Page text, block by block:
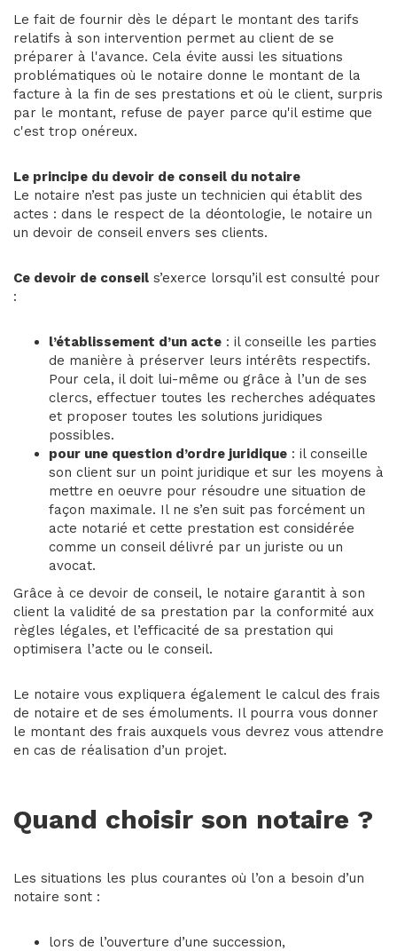
Le fait de fournir dès le départ le montant des tarifs
relatifs à son intervention permet au client de se
préparer à l'avance. Cela évite aussi les situations
problématiques où le notaire donne le montant de la
facture à la fin de ses prestations et où le client, surpris
par le montant, refuse de payer parce qu'il estime que
c'est trop onéreux.
Le principe du devoir de conseil du notaire
Le notaire n’est pas juste un technicien qui établit des
actes : dans le respect de la déontologie, le notaire un
un devoir de conseil envers ses clients.
Ce devoir de conseil s’exerce lorsqu’il est consulté pour
:
l’établissement d’un acte : il conseille les parties
de manière à préserver leurs intérêts respectifs.
Pour cela, il doit lui-même ou grâce à l’un de ses
clercs, effectuer toutes les recherches adéquates
et proposer toutes les solutions juridiques
possibles.
pour une question d’ordre juridique : il conseille
son client sur un point juridique et sur les moyens à
mettre en oeuvre pour résoudre une situation de
façon maximale. Il ne s’en suit pas forcément un
acte notarié et cette prestation est considérée
comme un conseil délivré par un juriste ou un
avocat.
Grâce à ce devoir de conseil, le notaire garantit à son
client la validité de sa prestation par la conformité aux
règles légales, et l’efficacité de sa prestation qui
optimisera l’acte ou le conseil.
Le notaire vous expliquera également le calcul des frais
de notaire et de ses émoluments. Il pourra vous donner
le montant des frais auxquels vous devrez vous attendre
en cas de réalisation d’un projet.
Quand choisir son notaire ?
Les situations les plus courantes où l’on a besoin d’un
notaire sont :
lors de l’ouverture d’une succession,